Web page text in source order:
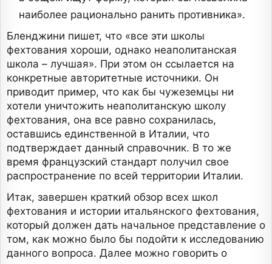
наиболее рационально ранить противника».
Бленджини пишет, что «все эти школы
фехтования хороши, однако неаполитанская
школа – лучшая». При этом он ссылается на
конкретные авторитетные источники. Он
приводит пример, что как бы чужеземцы ни
хотели уничтожить неаполитанскую школу
фехтования, она все равно сохранилась,
оставшись единственной в Италии, что
подтверждает данный справочник. В то же
время французский стандарт получил свое
распространение по всей территории Италии.
Итак, завершен краткий обзор всех школ
фехтования и истории итальянского фехтования,
который должен дать начальное представление о
том, как можно было бы подойти к исследованию
данного вопроса. Далее можно говорить о